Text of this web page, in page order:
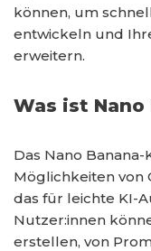
können, um
entwickeln und
erweitern.
Was ist Nano
Das Nano
Möglichkeiten von
das für leichte KI-
Nutzer:innen
erstellen, von